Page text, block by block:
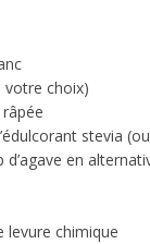
votre choix)
stevia
en
levure chimique